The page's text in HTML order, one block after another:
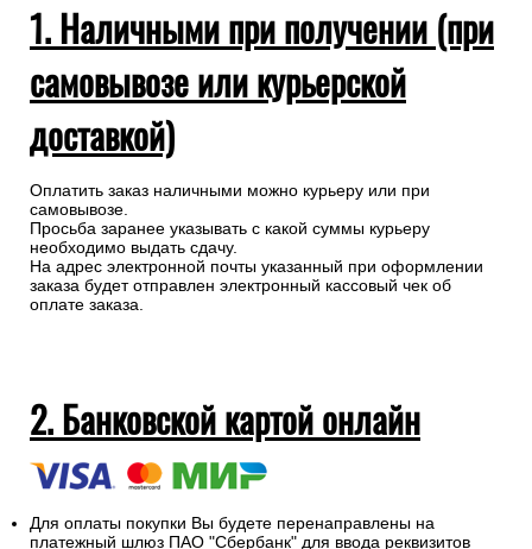
1. Наличными при получении (при
самовывозе или курьерской
доставкой)
Оплатить заказ наличными можно курьеру или при
самовывозе.
Просьба заранее указывать с какой суммы курьеру
необходимо выдать сдачу.
На адрес электронной почты указанный при оформлении
заказа будет отправлен электронный кассовый чек об
оплате заказа.
2. Банковской картой онлайн
Для оплаты покупки Вы будете перенаправлены на
платежный шлюз ПАО "Сбербанк" для ввода реквизитов